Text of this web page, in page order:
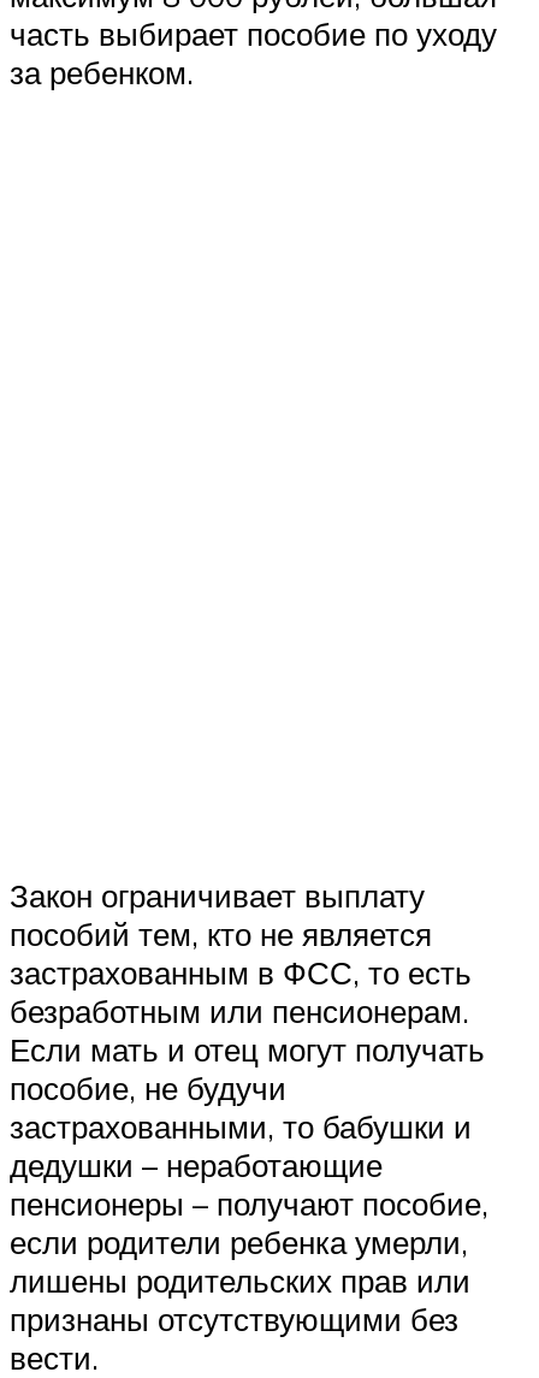
часть выбирает пособие по уходу
за ребенком.
Закон ограничивает выплату
пособий тем, кто не является
застрахованным в ФСС, то есть
безработным или пенсионерам.
Если мать и отец могут получать
пособие, не будучи
застрахованными, то бабушки и
дедушки – неработающие
пенсионеры – получают пособие,
если родители ребенка умерли,
лишены родительских прав или
признаны отсутствующими без
вести.